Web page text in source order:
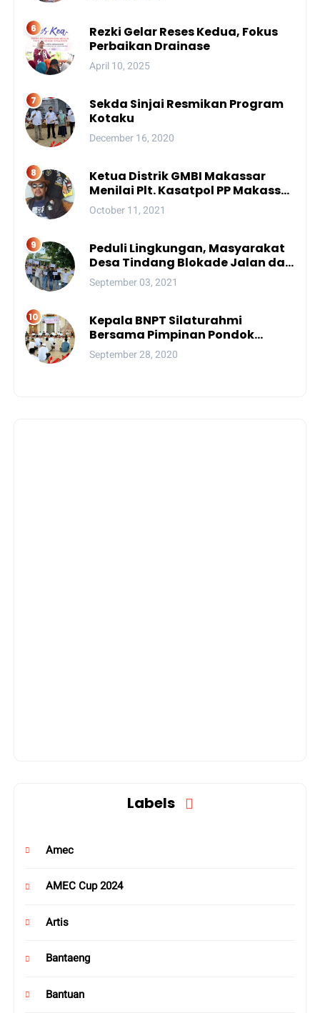
Rezki Gelar Reses Kedua, Fokus
Perbaikan Drainase
April 10, 2025
Sekda Sinjai Resmikan Program
Kotaku
December 16, 2020
Ketua Distrik GMBI Makassar
Menilai Plt. Kasatpol PP Makassar
Melanggar Kode Etik ASN
October 11, 2021
Peduli Lingkungan, Masyarakat
Desa Tindang Blokade Jalan dan
Lokasi Tambang
September 03, 2021
Kepala BNPT Silaturahmi
Bersama Pimpinan Pondok
Pesantren Se-Sulsel
September 28, 2020
Labels
Amec
AMEC Cup 2024
Artis
Bantaeng
Bantuan